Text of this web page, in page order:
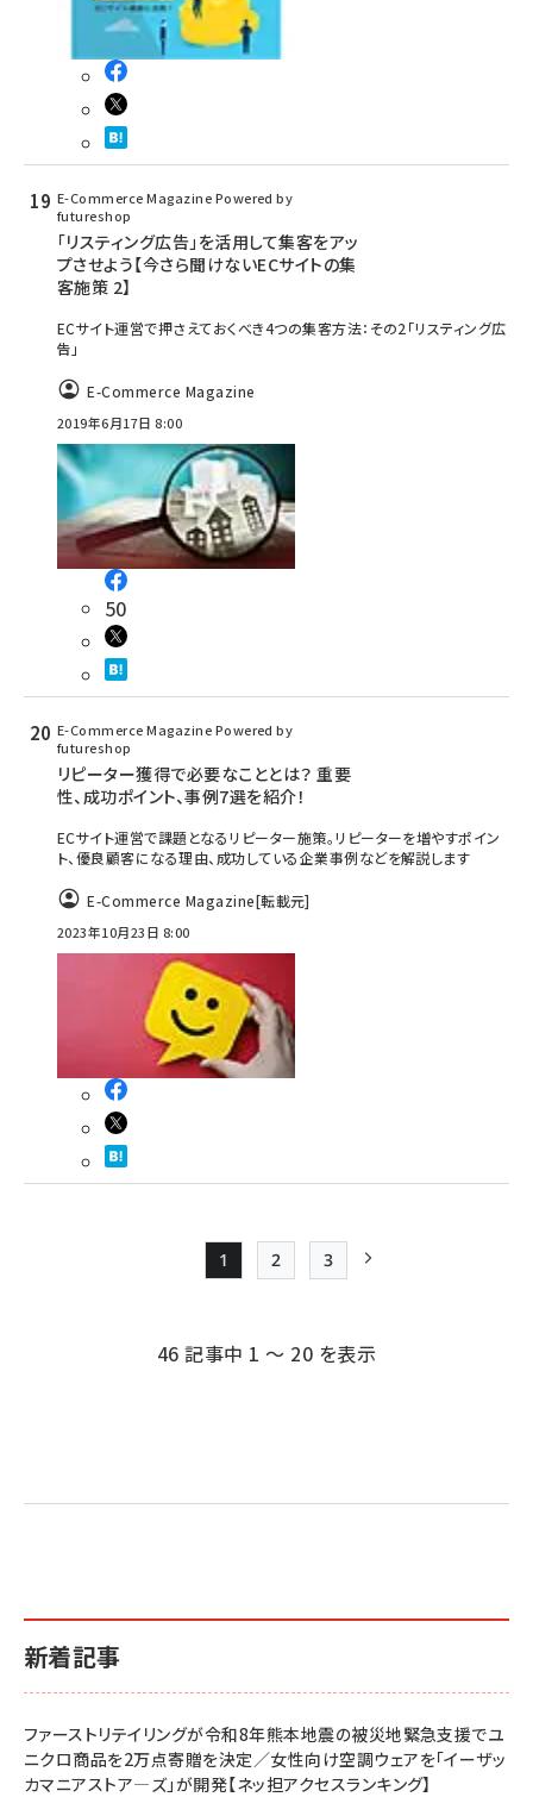
E-Commerce Magazine Powered by
futureshop
「リスティング広告」を活用して集客をアッ
プさせよう【今さら聞けないECサイトの集
客施策 2】
ECサイト運営で押さえておくべき4つの集客方法：その2「リスティング広
告」
E-Commerce Magazine
2019年6月17日 8:00
50
E-Commerce Magazine Powered by
futureshop
リピーター獲得で必要なこととは？ 重要
性、成功ポイント、事例7選を紹介！
ECサイト運営で課題となるリピーター施策。リピーターを増やすポイン
ト、優良顧客になる理由、成功している企業事例などを解説します
E-Commerce Magazine[転載元]
2023年10月23日 8:00
ジ
Page
1
Page
2
Page
3
46 記事中 1 ～ 20 を表示
新着記事
ファーストリテイリングが令和8年熊本地震の被災地緊急支援でユ
ニクロ商品を2万点寄贈を決定／女性向け空調ウェアを「イーザッ
カマニアストア―ズ」が開発【ネッ担アクセスランキング】